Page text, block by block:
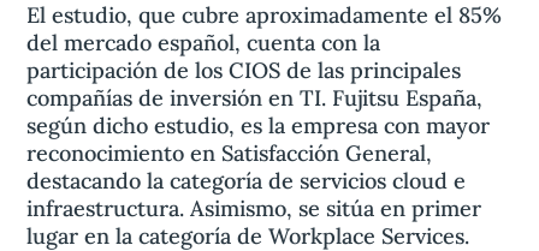
El estudio, que cubre aproximadamente el 85%
del mercado español, cuenta con la
participación de los CIOS de las principales
compañías de inversión en TI. Fujitsu España,
según dicho estudio, es la empresa con mayor
reconocimiento en Satisfacción General,
destacando la categoría de servicios cloud e
infraestructura. Asimismo, se sitúa en primer
lugar en la categoría de Workplace Services.